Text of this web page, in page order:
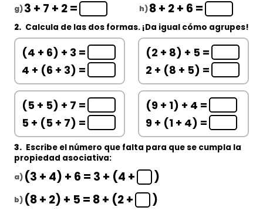
g)3 + 7 + 2 = h)8 + 2 + 6 =
2. Calcula de las dos formas. ¡Da igual cómo agrupes!
(4 + 6) + 3 =
4 + (6 + 3) =
(2 + 8) + 5 =
2 + (8 + 5) =
(5 + 5) + 7 =
5 + (5 + 7) =
(9 + 1) + 4 =
9 + (1 + 4) =
3. Escribe el número que falta para que se cumpla la
propiedad asociativa:
a) (3 + 4) + 6 = 3 + (4 + )
b) (8 + 2) + 5 = 8 + (2 + )